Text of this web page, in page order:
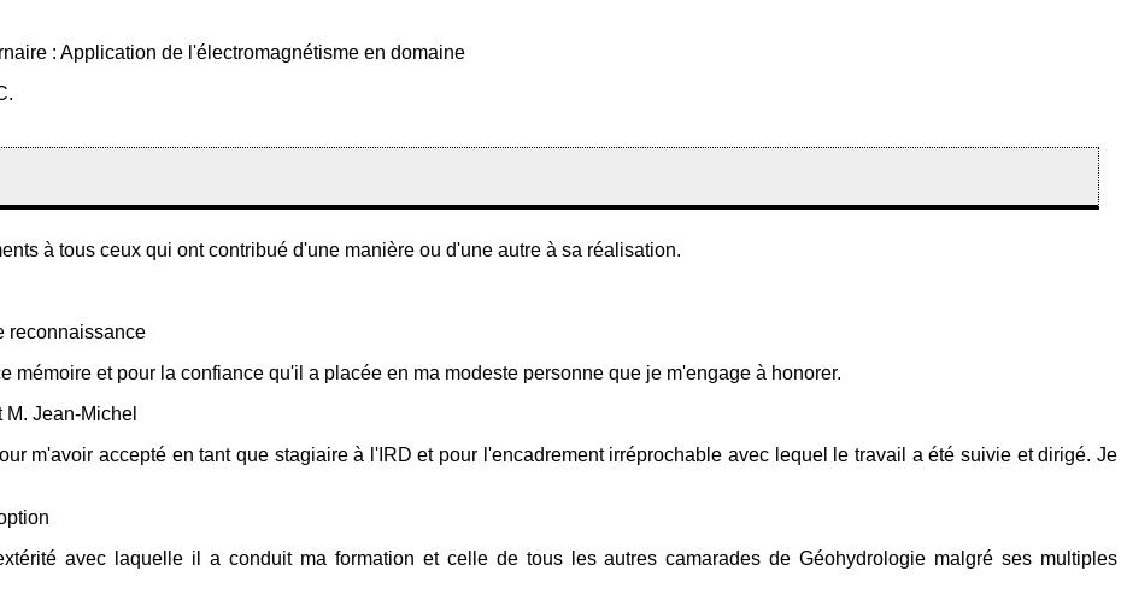
: Application de l'électromagnétisme en domaine
à tous ceux qui ont contribué d'une manière ou d'une autre à sa réalisation.
reconnaissance
mémoire et pour la confiance qu'il a placée en ma modeste personne que je m'engage à honorer.
Jean-Michel
m'avoir accepté en tant que stagiaire à l'IRD et pour l'encadrement irréprochable avec lequel le travail a été suivie et dirigé. Je
avec laquelle il a conduit ma formation et celle de tous les autres camarades de Géohydrologie malgré ses multiples